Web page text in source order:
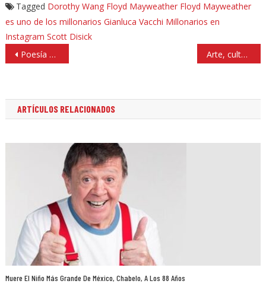
Tagged Dorothy Wang Floyd Mayweather Floyd Mayweather
es uno de los millonarios Gianluca Vacchi Millonarios en
Instagram Scott Disick
Navegación
de
Poesía y música para el sí de Cristina Pacheco al busto de José Emilio en Tlalnepantla Arte, cultura y charlas en Izcalli para encausar a jóvenes y evitar la violencia en el noviazgo
ARTÍCULOS RELACIONADOS
Muere El Niño Más Grande De México, Chabelo, A Los 88 Años